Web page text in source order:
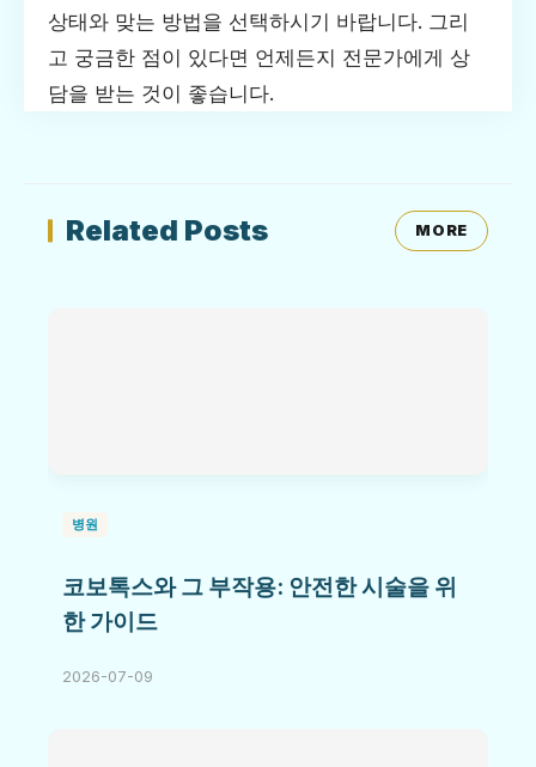
상태와 맞는 방법을 선택하시기 바랍니다. 그리
고 궁금한 점이 있다면 언제든지 전문가에게 상
담을 받는 것이 좋습니다.
Related Posts MORE
병원
코보톡스와 그 부작용: 안전한 시술을 위
한 가이드
2026-07-09